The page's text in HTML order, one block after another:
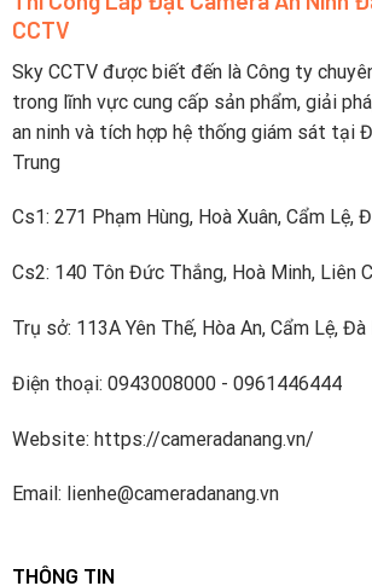
CCTV
Sky CCTV được biết đến là Công ty
trong lĩnh vực cung cấp sản phẩm, giải
an ninh và tích hợp hệ thống giám sát tại
Trung
Cs1: 271 Phạm Hùng, Hoà Xuân, Cẩm Lệ,
Cs2: 140 Tôn Đức Thắng, Hoà Minh, Liên
Trụ sở: 113A Yên Thế, Hòa An, Cẩm Lệ, Đà
Điện thoại: 0943008000 - 0961446444
Website: https://cameradanang.vn/
Email: lienhe@cameradanang.vn
THÔNG TIN